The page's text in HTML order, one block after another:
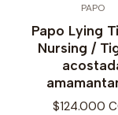
PAPO
Papo Lying
Nursing /
$124.000